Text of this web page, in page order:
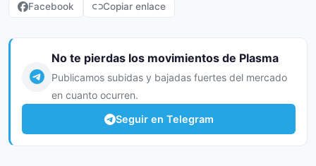
Facebook
Copiar enlace
No te pierdas los movimientos de Plasma
Publicamos subidas y bajadas fuertes del mercado
en cuanto ocurren.
Seguir en Telegram